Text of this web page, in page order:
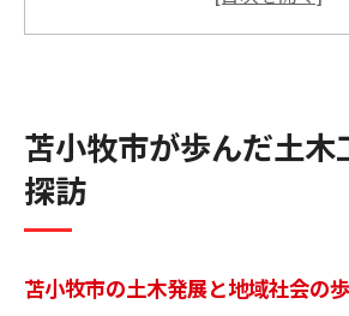
革新的な土木技術が北海道
苫小牧市が歩んだ土木
探訪
苫小牧市の土木発展と地域社会の